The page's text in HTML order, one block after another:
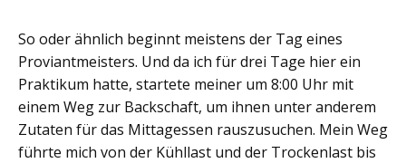
So oder ähnlich beginnt meistens der Tag eines
Proviantmeisters. Und da ich für drei Tage hier ein
Praktikum hatte, startete meiner um 8:00 Uhr mit
einem Weg zur Backschaft, um ihnen unter anderem
Zutaten für das Mittagessen rauszusuchen. Mein Weg
führte mich von der Kühllast und der Trockenlast bis